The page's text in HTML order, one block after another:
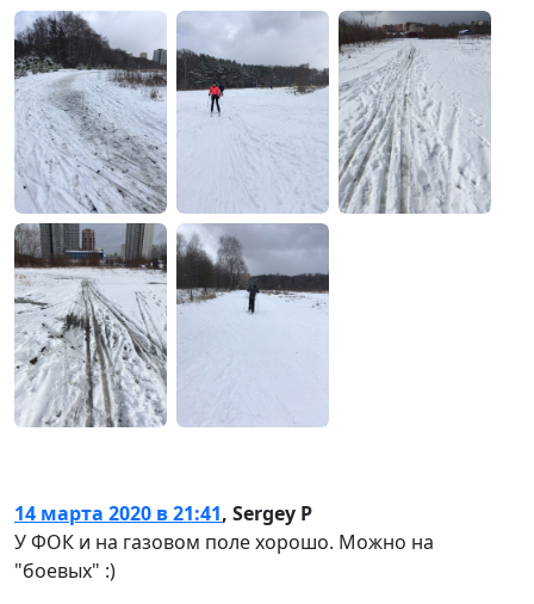
14 марта 2020 в 21:41, Sergey P
У ФОК и на газовом поле хорошо. Можно на
"боевых" :)